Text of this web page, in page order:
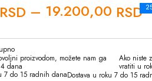
RSD – 19.200,00 RSD
Ako niste
vratiti u
Dostava u roku 7 do 15